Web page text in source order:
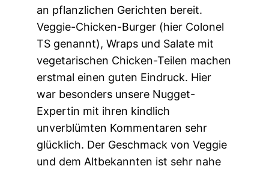
an pflanzlichen Gerichten bereit.
Veggie-Chicken-Burger (hier Colonel
TS genannt), Wraps und Salate mit
vegetarischen Chicken-Teilen machen
erstmal einen guten Eindruck. Hier
war besonders unsere Nugget-
Expertin mit ihren kindlich
unverblümten Kommentaren sehr
glücklich. Der Geschmack von Veggie
und dem Altbekannten ist sehr nahe